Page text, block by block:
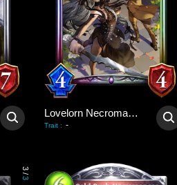
Lovelorn Necromancer
Trait : -
3
/
3